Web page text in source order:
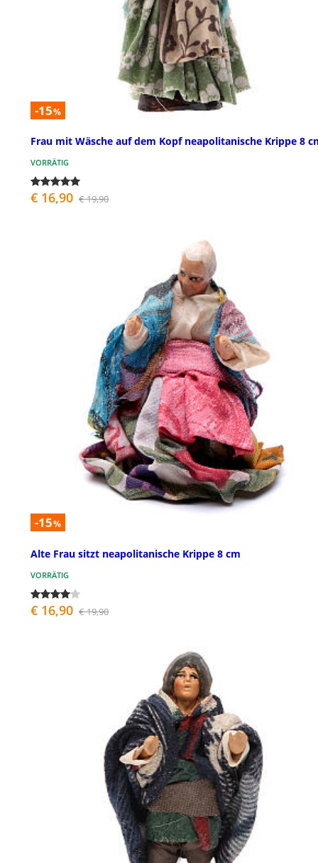
-15%
Frau mit Wäsche auf dem Kopf neapolitanische Krippe 8
VORRÄTIG
€ 16,90 € 19,90
-15%
Alte Frau sitzt neapolitanische Krippe 8 cm
VORRÄTIG
€ 16,90 € 19,90